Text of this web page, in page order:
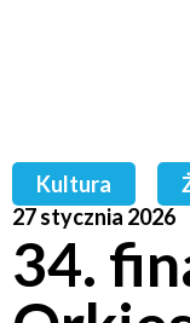
Kultura
27 stycznia 2026
34.